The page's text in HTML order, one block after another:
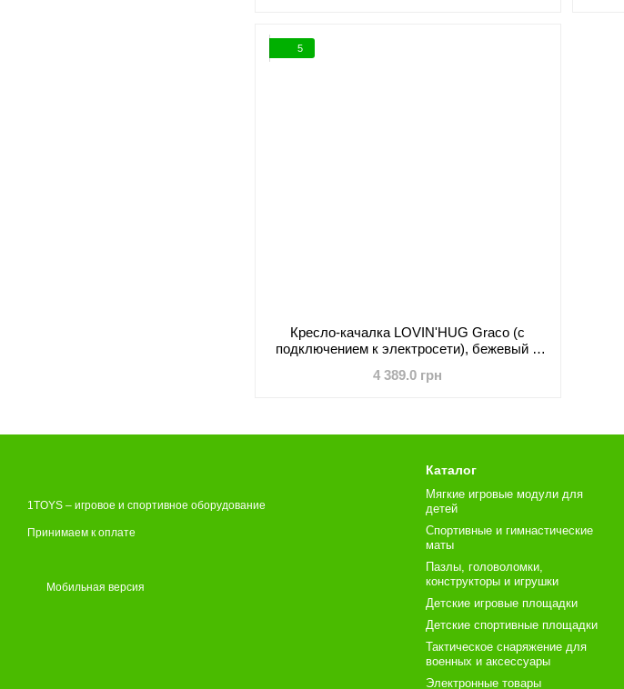
5
Кресло-качалка LOVIN'HUG Graco (с
подключением к электросети), бежевый с
4 389.0 грн
1TOYS – игровое и спортивное оборудование
Принимаем к оплате
Мобильная версия
Каталог
Мягкие игровые модули для
детей
Спортивные и гимнастические
маты
Пазлы, головоломки,
конструкторы и игрушки
Детские игровые площадки
Детские спортивные площадки
Тактическое снаряжение для
военных и аксессуары
Электронные товары